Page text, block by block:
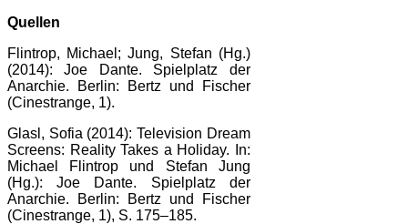
Quellen
Flintrop, Michael; Jung, Stefan (Hg.)
(2014): Joe Dante. Spielplatz der
Anarchie. Berlin: Bertz und Fischer
(Cinestrange, 1).
Glasl, Sofia (2014): Television Dream
Screens: Reality Takes a Holiday. In:
Michael Flintrop und Stefan Jung
(Hg.): Joe Dante. Spielplatz der
Anarchie. Berlin: Bertz und Fischer
(Cinestrange, 1), S. 175–185.